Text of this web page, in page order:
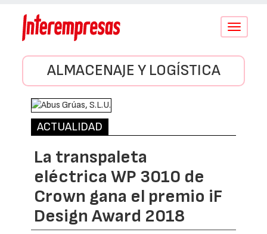
Conmutar
ALMACENAJE Y LOGÍSTICA
ACTUALIDAD
La transpaleta
eléctrica WP 3010 de
Crown gana el premio iF
Design Award 2018